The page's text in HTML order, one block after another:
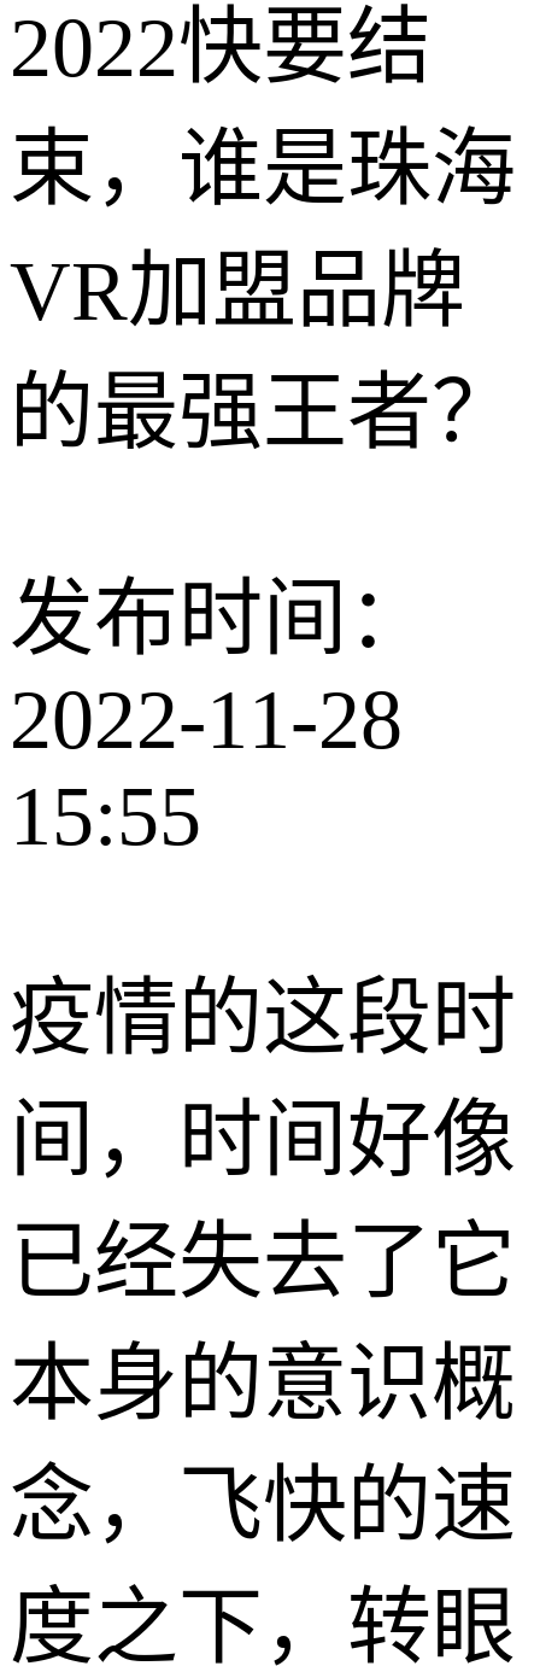
2022快要结
束，谁是珠海
VR加盟品牌
的最强王者？
发布时间：
2022-11-28
15:55
疫情的这段时
间，时间好像
已经失去了它
本身的意识概
念，飞快的速
度之下，转眼